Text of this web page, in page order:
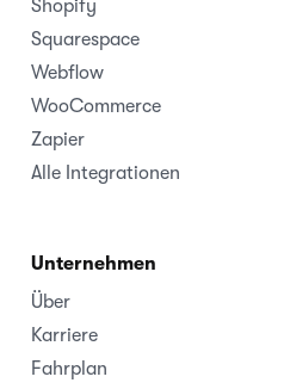
Shopify
Squarespace
Webflow
WooCommerce
Zapier
Alle Integrationen
Unternehmen
Über
Karriere
Fahrplan